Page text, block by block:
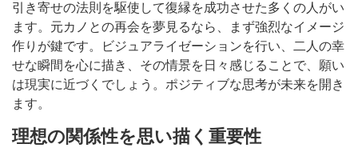
引き寄せの法則を駆使して復縁を成功させた多くの人がい
ます。元カノとの再会を夢見るなら、まず強烈なイメージ
作りが鍵です。ビジュアライゼーションを行い、二人の幸
せな瞬間を心に描き、その情景を日々感じることで、願い
は現実に近づくでしょう。ポジティブな思考が未来を開き
ます。
理想の関係性を思い描く重要性